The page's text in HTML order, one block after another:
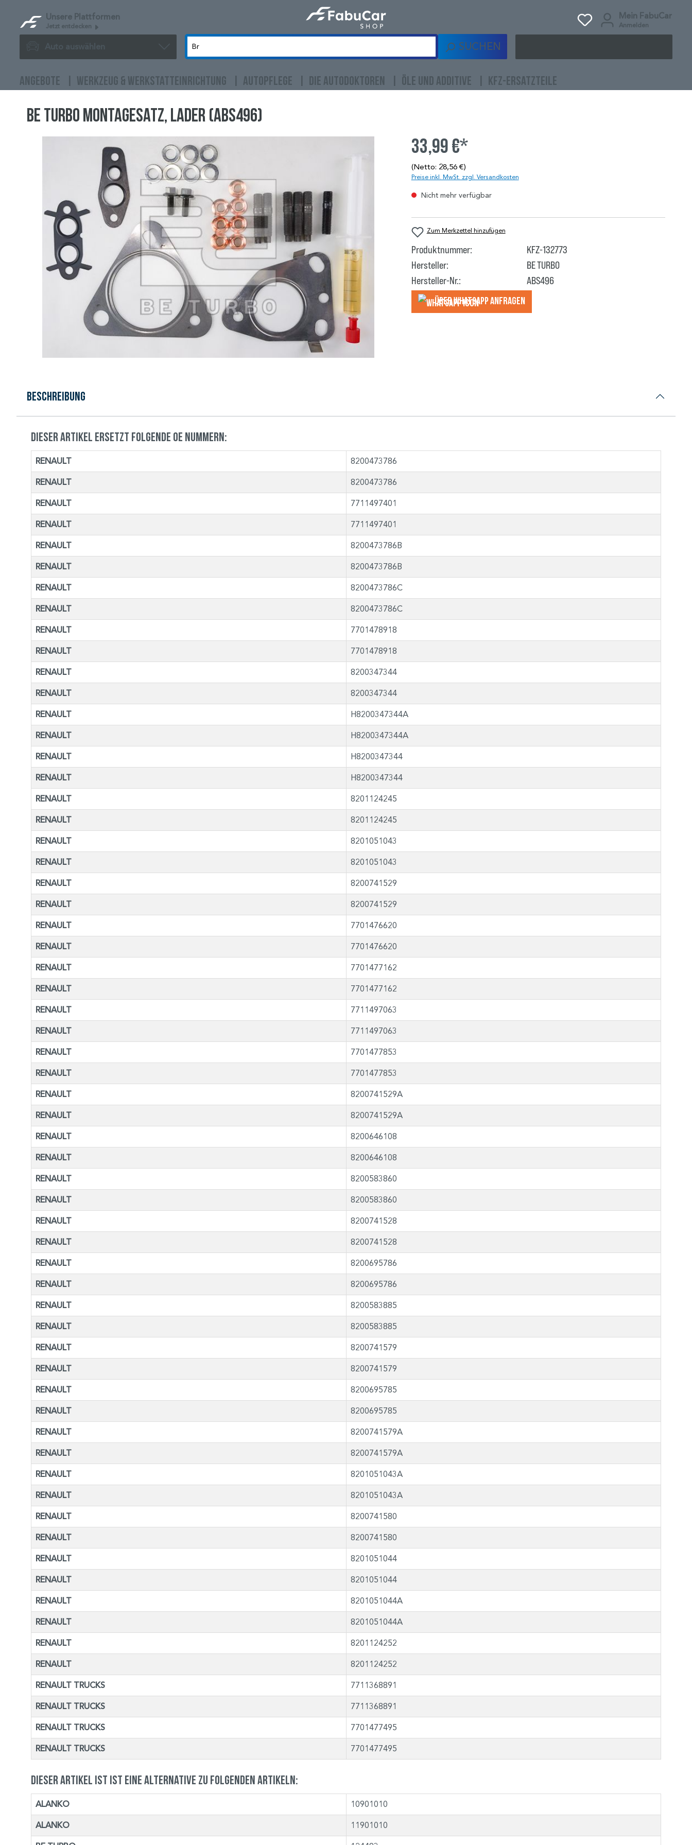
Unsere Plattformen
Jetzt entdecken
Mein FabuCar
Anmelden
Auto auswählen SUCHEN
ANGEBOTE WERKZEUG & WERKSTATTEINRICHTUNG AUTOPFLEGE DIE AUTODOKTOREN ÖLE UND ADDITIVE KFZ-ERSATZTEILE
BE TURBO Montagesatz, Lader (ABS496)
33,99 €*
(Netto: 28,56 €)
Preise inkl. MwSt. zzgl. Versandkosten
Nicht mehr verfügbar
Zum Merkzettel hinzufügen
Produktnummer:
KFZ-132773
Hersteller:
BE TURBO
Hersteller-Nr.:
ABS496
Über WhatsApp anfragеn
Beschreibung
Dieser Artikel ersetzt folgende OE Nummern:
RENAULT 8200473786
RENAULT 8200473786
RENAULT 7711497401
RENAULT 7711497401
RENAULT 8200473786B
RENAULT 8200473786B
RENAULT 8200473786C
RENAULT 8200473786C
RENAULT 7701478918
RENAULT 7701478918
RENAULT 8200347344
RENAULT 8200347344
RENAULT H8200347344A
RENAULT H8200347344A
RENAULT H8200347344
RENAULT H8200347344
RENAULT 8201124245
RENAULT 8201124245
RENAULT 8201051043
RENAULT 8201051043
RENAULT 8200741529
RENAULT 8200741529
RENAULT 7701476620
RENAULT 7701476620
RENAULT 7701477162
RENAULT 7701477162
RENAULT 7711497063
RENAULT 7711497063
RENAULT 7701477853
RENAULT 7701477853
RENAULT 8200741529A
RENAULT 8200741529A
RENAULT 8200646108
RENAULT 8200646108
RENAULT 8200583860
RENAULT 8200583860
RENAULT 8200741528
RENAULT 8200741528
RENAULT 8200695786
RENAULT 8200695786
RENAULT 8200583885
RENAULT 8200583885
RENAULT 8200741579
RENAULT 8200741579
RENAULT 8200695785
RENAULT 8200695785
RENAULT 8200741579A
RENAULT 8200741579A
RENAULT 8201051043A
RENAULT 8201051043A
RENAULT 8200741580
RENAULT 8200741580
RENAULT 8201051044
RENAULT 8201051044
RENAULT 8201051044A
RENAULT 8201051044A
RENAULT 8201124252
RENAULT 8201124252
RENAULT TRUCKS 7711368891
RENAULT TRUCKS 7711368891
RENAULT TRUCKS 7701477495
RENAULT TRUCKS 7701477495
Dieser Artikel ist ist eine Alternative zu folgenden Artikeln:
ALANKO 10901010
ALANKO 11901010